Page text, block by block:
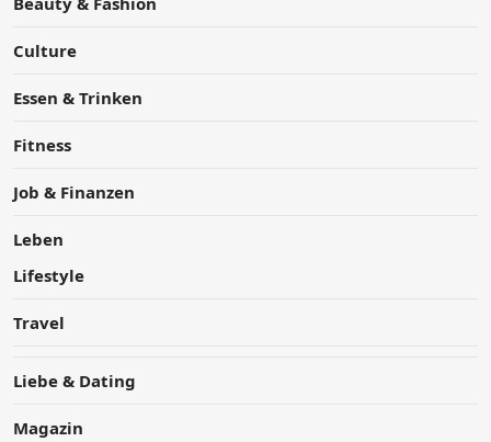
Culture
Essen & Trinken
Fitness
Job & Finanzen
Leben
Lifestyle
Travel
Liebe & Dating
Magazin